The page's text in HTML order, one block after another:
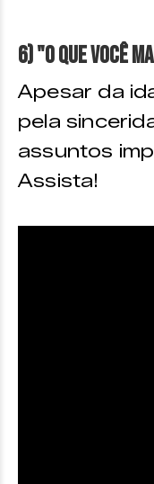
6) "O que você
Apesar da
pela
assuntos
Assista!